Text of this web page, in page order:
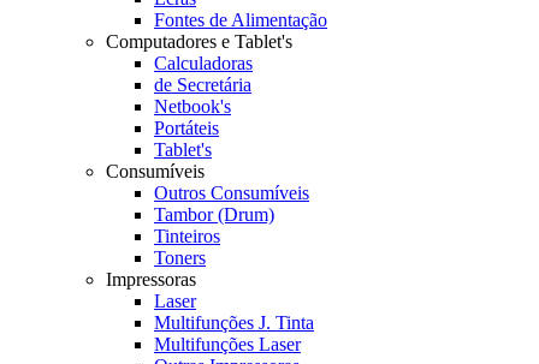
Fontes de Alimentação
Computadores e Tablet's
Calculadoras
de Secretária
Netbook's
Portáteis
Tablet's
Consumíveis
Outros Consumíveis
Tambor (Drum)
Tinteiros
Toners
Impressoras
Laser
Multifunções J. Tinta
Multifunções Laser